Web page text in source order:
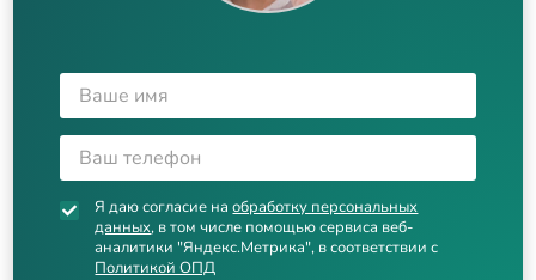
Я даю согласие наобработку персональных
данных, в том числе помощью сервиса веб-
аналитики "Яндекс.Метрика", в соответствии с
Политикой ОПД